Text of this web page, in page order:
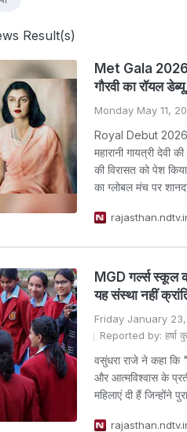
Result(s)
Met Gala 2026:
गौरवी का रॉयल
Monday May 11,
Royal Debut 2026:
महारानी गायत्री देवी
की विरासत को पेश
का ग्लोबल मंच पर
MGD गर्ल्स स्कूल
यह संस्था नहीं
Friday January
Reported by: हर्षा
वसुंधरा राजे ने कहा
और आत्मविश्वास के
महिलाएं दी हैं जिन्होंने